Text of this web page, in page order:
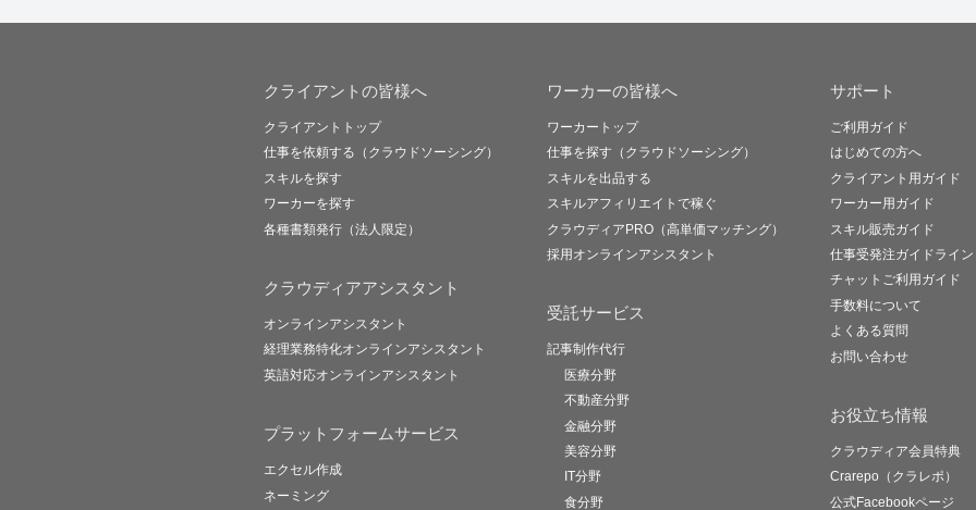
クライアントの皆様へ
クライアントトップ
仕事を依頼する（クラウドソーシング）
スキルを探す
ワーカーを探す
各種書類発行（法人限定）
クラウディアアシスタント
オンラインアシスタント
経理業務特化オンラインアシスタント
英語対応オンラインアシスタント
プラットフォームサービス
エクセル作成
ネーミング
ワーカーの皆様へ
ワーカートップ
仕事を探す（クラウドソーシング）
スキルを出品する
スキルアフィリエイトで稼ぐ
クラウディアPRO（高単価マッチング）
採用オンラインアシスタント
受託サービス
記事制作代行
医療分野
不動産分野
金融分野
美容分野
IT分野
食分野
サポート
ご利用ガイド
はじめての方へ
クライアント用ガイド
ワーカー用ガイド
スキル販売ガイド
仕事受発注ガイドライン
チャットご利用ガイド
手数料について
よくある質問
お問い合わせ
お役立ち情報
クラウディア会員特典
Crarepo（クラレポ）
公式Facebookページ